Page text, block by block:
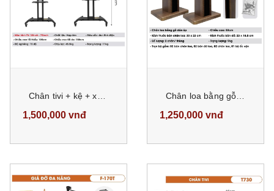
1,500,000 vnđ 1,250,000 vnđ